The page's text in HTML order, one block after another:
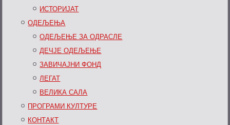
ИСТОРИЈАТ
ОДЕЉЕЊА
ОДЕЉЕЊЕ ЗА ОДРАСЛЕ
ДЕЧЈЕ ОДЕЉЕЊЕ
ЗАВИЧАЈНИ ФОНД
ЛЕГАТ
ВЕЛИКА САЛА
ПРОГРАМИ КУЛТУРЕ
КОНТАКТ